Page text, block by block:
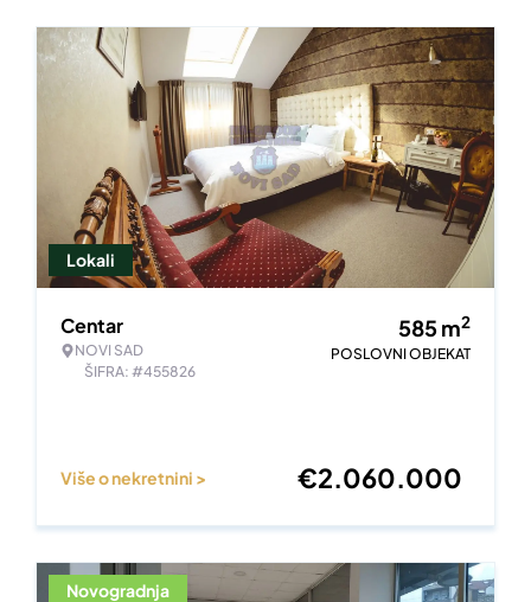
Lokali
Centar
NOVI SAD
ŠIFRA: #455826
585m2
POSLOVNI OBJEKAT
Više o nekretnini > €2.060.000
Novogradnja